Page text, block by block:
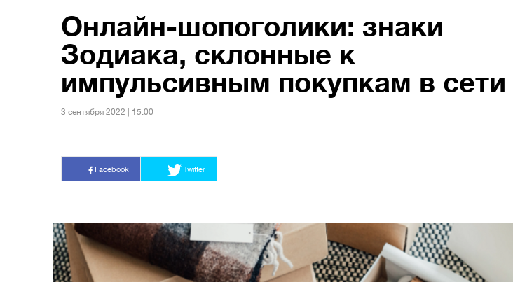
Онлайн-шопоголики: знаки
Зодиака, склонные к
импульсивным покупкам в сети
3 сентября 2022 | 15:00
Facebook Twitter